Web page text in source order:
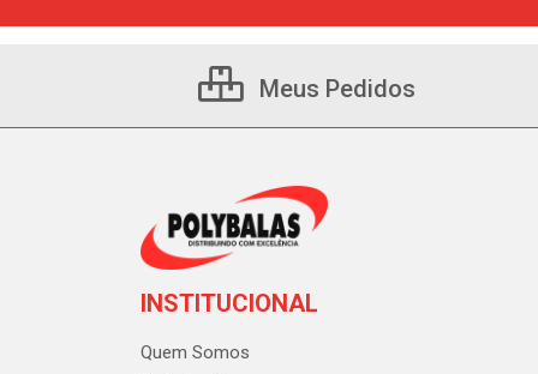
Meus Pedidos
INSTITUCIONAL
Quem Somos